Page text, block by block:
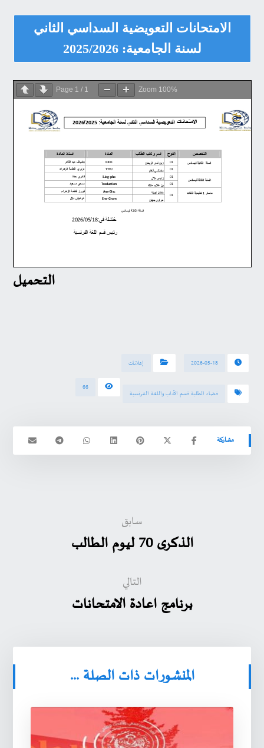
الامتحانات التعويضية السداسي الثاني
لسنة الجامعية: 2025/2026
Page 1 / 1 Zoom 100%
التحميل
2026-05-18 إعلانات
فضاء الطلبة قسم الآداب واللغة الفرنسية
66
سابق
الذكرى 70 ليوم الطالب
التالي
برنامج اعادة الامتحانات
المنشورات ذات الصلة ...